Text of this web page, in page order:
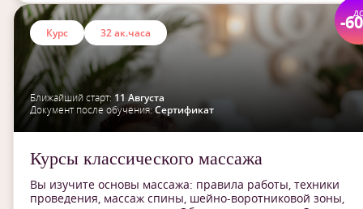
-
Курс 32 ак.часа
Ближайший старт: 11 Августа
Документ после обучения:Сертификат
Курсы классического массажа
Вы изучите основы массажа: правила работы, техники
проведения, массаж спины, шейно-воротниковой зоны,